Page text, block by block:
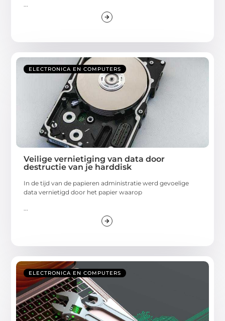
...
ELECTRONICA EN COMPUTERS
Veilige vernietiging van data door
destructie van je harddisk
In de tijd van de papieren administratie werd gevoelige
data vernietigd door het papier waarop
...
ELECTRONICA EN COMPUTERS